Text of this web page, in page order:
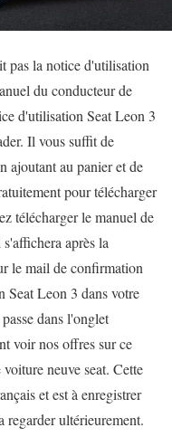
pas la notice d'utilisation
du conducteur de
d'utilisation Seat Leon 3
Il vous suffit de
ajoutant au panier et de
pour télécharger
télécharger le manuel de
après la
le mail de confirmation
Seat Leon 3 dans votre
dans l'onglet
voir nos offres sur ce
neuve seat. Cette
et est à enregistrer
regarder ultérieurement.